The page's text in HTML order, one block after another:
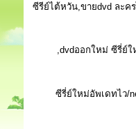
ซีรีย์ไต้หวัน,ขายdvd ละค
,dvdออกใหม่ ซีรี่ย์ใ
ซีรี่ย์ใหม่อัพเดทไว/